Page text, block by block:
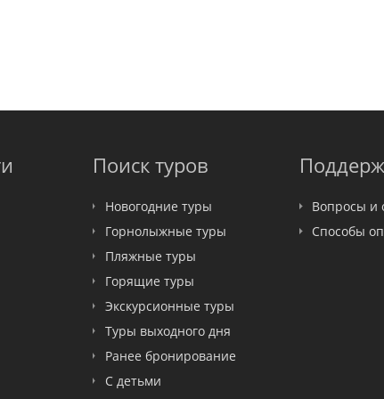
Поиск туров
Новогодние туры
Горнолыжные туры
Пляжные туры
Горящие туры
Экскурсионные туры
Туры выходного дня
Ранее бронирование
С детьми
Вопросы и
Способы